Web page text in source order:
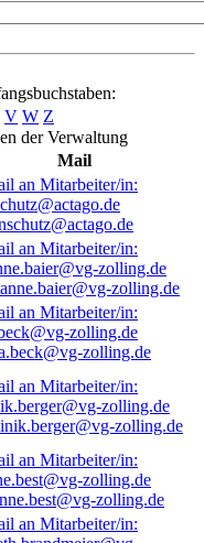
V W Z
der Verwaltung
Mail
zolling.de
zolling.de
zolling.de
zolling.de